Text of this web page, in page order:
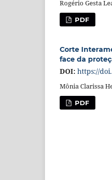
Rogério Gesta
PDF
Corte
face da
DOI: https://
Mônia Clarissa
PDF